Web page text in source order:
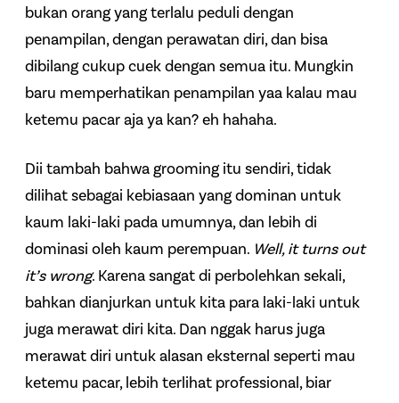
bukan orang yang terlalu peduli dengan
penampilan, dengan perawatan diri, dan bisa
dibilang cukup cuek dengan semua itu. Mungkin
baru memperhatikan penampilan yaa kalau mau
ketemu pacar aja ya kan? eh hahaha.
Dii tambah bahwa grooming itu sendiri, tidak
dilihat sebagai kebiasaan yang dominan untuk
kaum laki-laki pada umumnya, dan lebih di
dominasi oleh kaum perempuan. Well, it turns out
it’s wrong. Karena sangat di perbolehkan sekali,
bahkan dianjurkan untuk kita para laki-laki untuk
juga merawat diri kita. Dan nggak harus juga
merawat diri untuk alasan eksternal seperti mau
ketemu pacar, lebih terlihat professional, biar